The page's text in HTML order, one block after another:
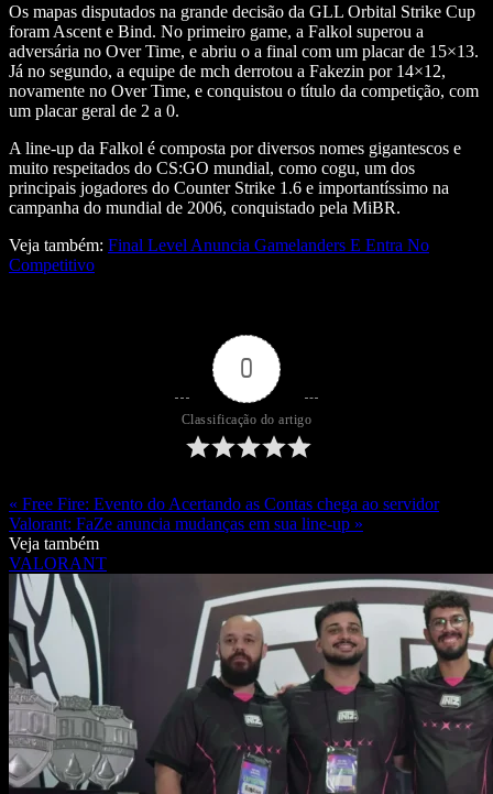
Os mapas disputados na grande decisão da GLL Orbital Strike Cup
foram Ascent e Bind. No primeiro game, a Falkol superou a
adversária no Over Time, e abriu o a final com um placar de 15×13.
Já no segundo, a equipe de mch derrotou a Fakezin por 14×12,
novamente no Over Time, e conquistou o título da competição, com
um placar geral de 2 a 0.
A line-up da Falkol é composta por diversos nomes gigantescos e
muito respeitados do CS:GO mundial, como cogu, um dos
principais jogadores do Counter Strike 1.6 e importantíssimo na
campanha do mundial de 2006, conquistado pela MiBR.
Veja também: Final Level Anuncia Gamelanders E Entra No
Competitivo
0
Classificação do artigo
« Free Fire: Evento do Acertando as Contas chega ao servidor
Valorant: FaZe anuncia mudanças em sua line-up »
Veja também
VALORANT